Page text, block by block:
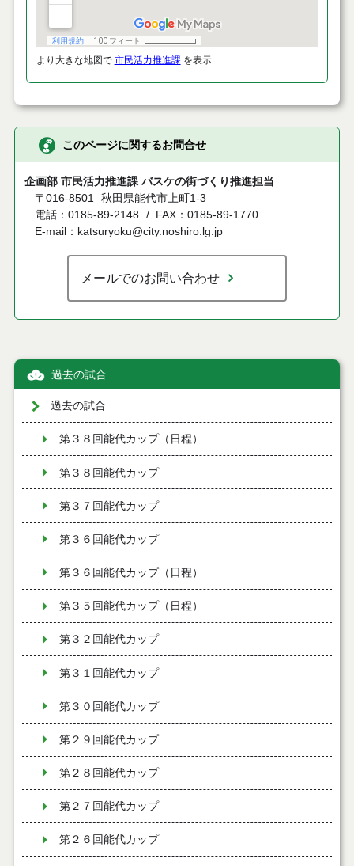
より大きな地図で 市民活力推進課 を表示
このページに関するお問合せ
企画部 市民活力推進課 バスケの街づくり推進担当
〒016-8501
秋田県能代市上町1-3
電話：0185-89-2148
FAX：0185-89-1770
E-mail：katsuryoku@city.noshiro.lg.jp
メールでのお問い合わせ
過去の試合
過去の試合
第３８回能代カップ（日程）
第３８回能代カップ
第３７回能代カップ
第３６回能代カップ
第３６回能代カップ（日程）
第３５回能代カップ（日程）
第３２回能代カップ
第３１回能代カップ
第３０回能代カップ
第２９回能代カップ
第２８回能代カップ
第２７回能代カップ
第２６回能代カップ